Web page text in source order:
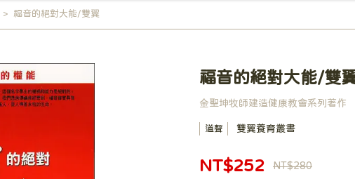
福音的絕對大能/雙翼
福音的絕對大能/雙
金聖坤牧師建造健康教會系列著作
道聲 雙翼養育叢書
NT$252 NT$280